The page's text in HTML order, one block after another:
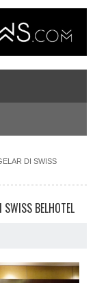
DI SWISS
BELHOTEL